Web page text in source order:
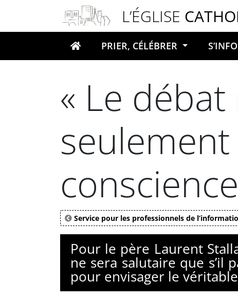
L’ÉGLISE
Votre recherche
PRIER, CÉLÉBRER
« Le
seulement
Service pour les professionnels de
Pour le père Laurent
ne sera salutaire que s’il
pour envisager le
Panneau de gestion des cookies